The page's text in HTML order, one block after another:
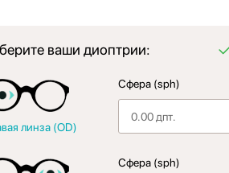
ваши диоптрии:
линза (OD)
Сфера (sph)
Сфера (sph)